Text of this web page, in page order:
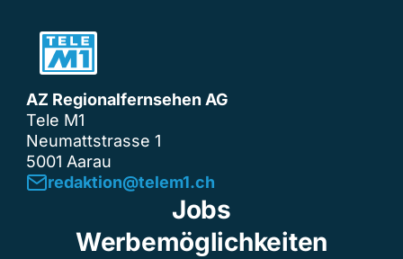
AZ Regionalfernsehen AG
Tele M1
Neumattstrasse 1
5001 Aarau
redaktion@telem1.ch
Jobs
Werbemöglichkeiten